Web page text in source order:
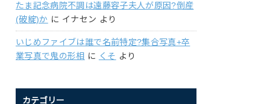
たま記念病院不調は遠藤容子夫人が原因?倒産
(破綻)か に イナセン より
いじめファイブは誰で名前特定?集合写真+卒
業写真で鬼の形相 に くそ より
カテゴリー